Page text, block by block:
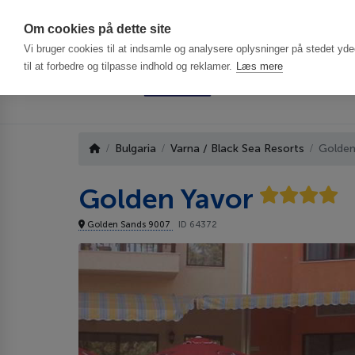
Om cookies på dette site
Vi bruger cookies til at indsamle og analysere oplysninger på stedet
til at forbedre og tilpasse indhold og reklamer. Læs mere
Bulgaria Varna / Black Sea Resorts
Golden Yavor
Golden Sands 9007 ID 64372